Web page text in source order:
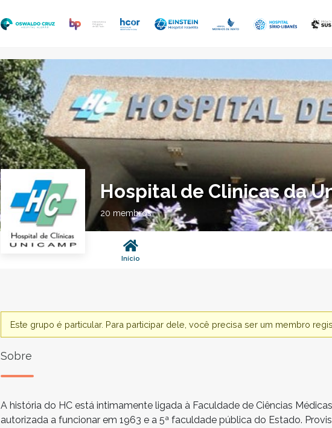
Hospital de Clinicas da
20 membros
Início
Este grupo é particular. Para participar dele, você precisa ser um membro
Sobre
A história do HC está intimamente ligada à Faculdade de Ciências
autorizada a funcionar em 1963 e a 5ª faculdade pública do Estado.